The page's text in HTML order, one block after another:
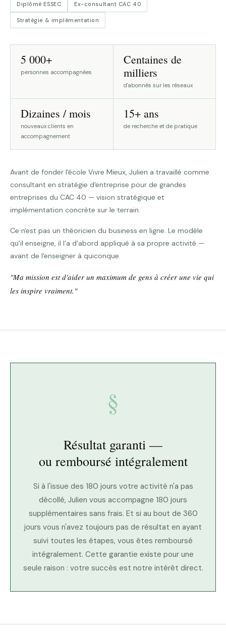
Diplômé ESSEC Ex-consultant CAC 40
Stratégie & implémentation
5 000+
personnes accompagnées
Centaines de
milliers
d'abonnés sur les réseaux
Dizaines / mois
nouveaux clients en
accompagnement
15+ ans
de recherche et de pratique
Avant de fonder l'école Vivre Mieux, Julien a travaillé comme
consultant en stratégie d'entreprise pour de grandes
entreprises du CAC 40 — vision stratégique et
implémentation concrète sur le terrain.
Ce n'est pas un théoricien du business en ligne. Le modèle
qu'il enseigne, il l'a d'abord appliqué à sa propre activité —
avant de l'enseigner à quiconque.
"Ma mission est d'aider un maximum de gens à créer une vie qui
les inspire vraiment."
§
Résultat garanti —
ou remboursé intégralement
Si à l'issue des 180 jours votre activité n'a pas
décollé, Julien vous accompagne 180 jours
supplémentaires sans frais. Et si au bout de 360
jours vous n'avez toujours pas de résultat en ayant
suivi toutes les étapes, vous êtes remboursé
intégralement. Cette garantie existe pour une
seule raison : votre succès est notre intérêt direct.